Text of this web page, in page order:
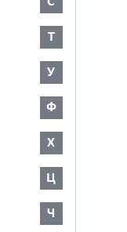
Т
У
Ф
Х
Ц
Ч